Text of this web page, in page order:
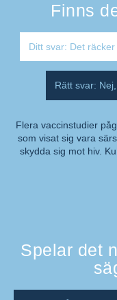
Finns
Ditt svar: Det
Rätt svar:
Kommentar:
Flera vaccinstudier
som visat sig vara
skydda sig mot hiv.
Spelar det